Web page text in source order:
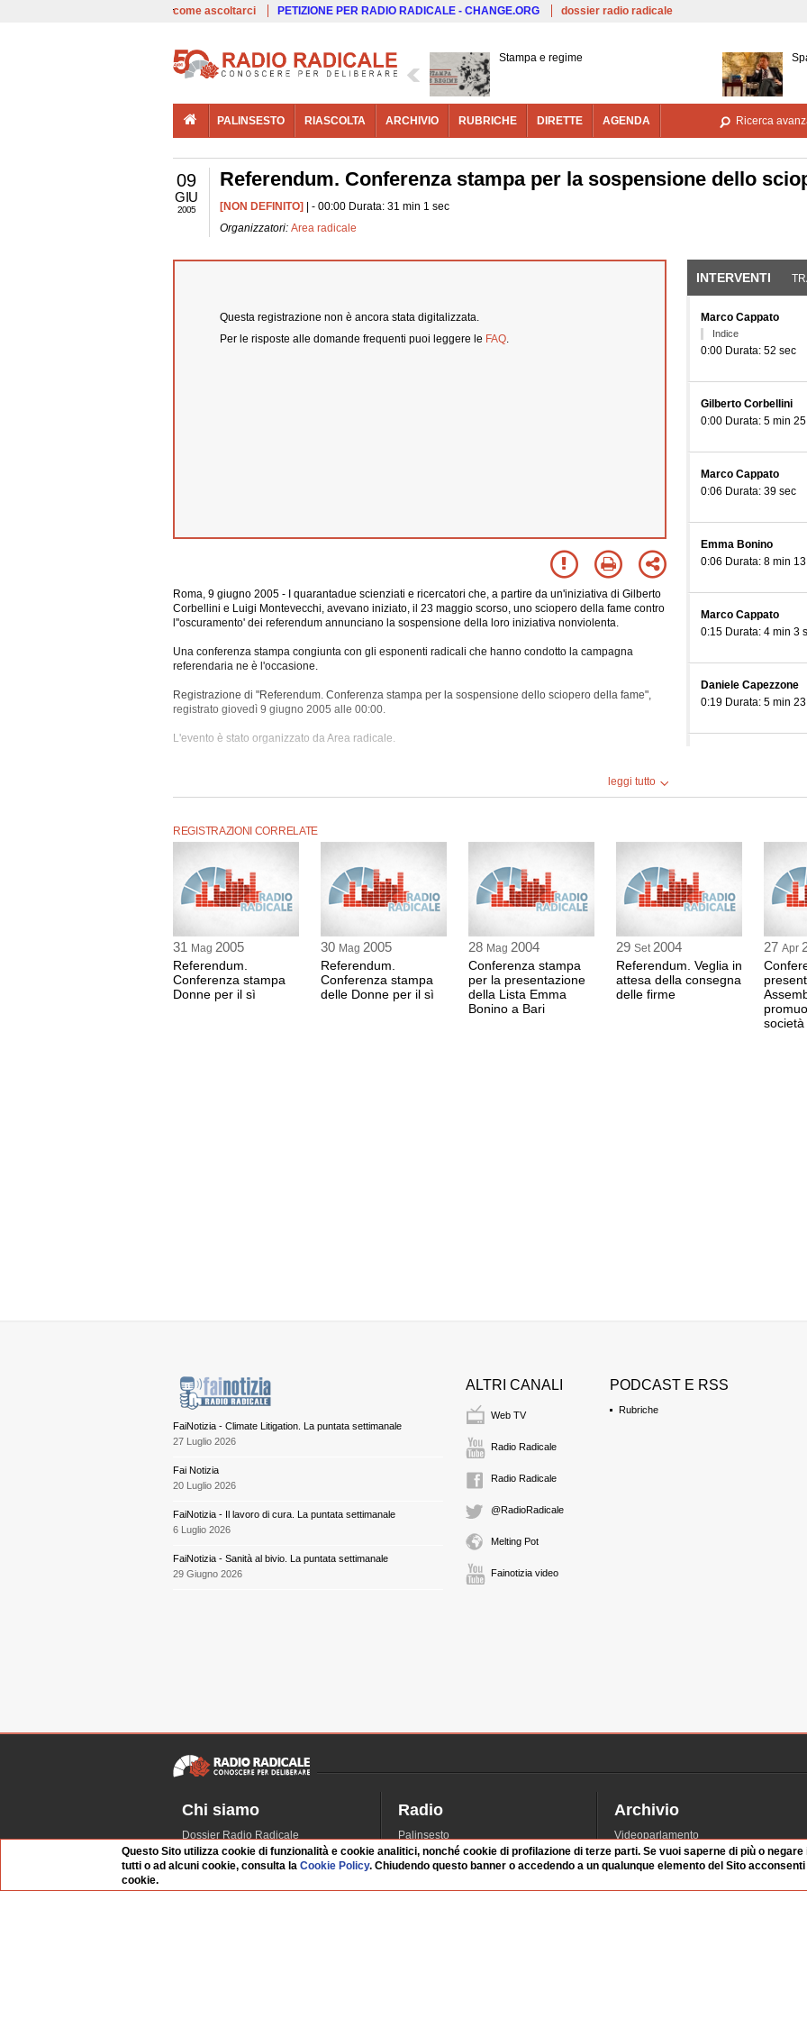
Salta al contenuto principale
come ascoltarci PETIZIONE PER RADIO RADICALE - CHANGE.ORG dossier radio radicale
Stampa e regime
PALINSESTO RIASCOLTA ARCHIVIO RUBRICHE DIRETTE AGENDA Ricerca
09
GIU
2005
Referendum. Conferenza stampa per la sospensione dello
[NON DEFINITO]
| - 00:00 Durata: 31 min 1 sec
Organizzatori: Area radicale
Questa registrazione non è ancora stata digitalizzata.
Per le risposte alle domande frequenti puoi leggere le FAQ.
Roma, 9 giugno 2005 - I quarantadue scienziati e ricercatori che, a partire da un'iniziativa di Gilberto
Corbellini e Luigi Montevecchi, avevano iniziato, il 23 maggio scorso, uno sciopero della fame contro
l''oscuramento' dei referendum annunciano la sospensione della loro iniziativa nonviolenta.
Una conferenza stampa congiunta con gli esponenti radicali che hanno condotto la campagna
referendaria ne è l'occasione.
Registrazione di "Referendum. Conferenza stampa per la sospensione dello sciopero della fame",
registrato giovedì 9 giugno 2005 alle 00:00.
L'evento è stato organizzato da Area radicale.
leggi tutto
INTERVENTI
Marco Cappato
Indice
0:00 Durata: 52 sec
Gilberto Corbellini
0:00 Durata: 5 min
Marco Cappato
0:06 Durata: 39 sec
Emma Bonino
0:06 Durata: 8 min
Marco Cappato
0:15 Durata: 4 min 3
Daniele Capezzone
0:19 Durata: 5 min
REGISTRAZIONI CORRELATE
31 Mag 2005
Referendum.
Conferenza stampa
Donne per il sì
30 Mag 2005
Referendum.
Conferenza stampa
delle Donne per il sì
28 Mag 2004
Conferenza stampa
per la presentazione
della Lista Emma
Bonino a Bari
29 Set 2004
Referendum. Veglia in
attesa della consegna
delle firme
27 Apr
società
FaiNotizia - Climate Litigation. La puntata settimanale
27 Luglio 2026
Fai Notizia
20 Luglio 2026
FaiNotizia - Il lavoro di cura. La puntata settimanale
6 Luglio 2026
FaiNotizia - Sanità al bivio. La puntata settimanale
29 Giugno 2026
ALTRI CANALI
Web TV
Radio Radicale
Radio Radicale
@RadioRadicale
Melting Pot
Fainotizia video
PODCAST E RSS
Rubriche
Chi siamo
Dossier Radio Radicale
Questo sito
Redazione
Radio
Palinsesto
Riascolta
Rubriche
Archivio
Videoparlamento
Istituzioni
Dibattiti
Manifestazioni
Questo Sito utilizza cookie di funzionalità e cookie analitici, nonché cookie di profilazione di terze parti. Se vuoi saperne di più o
tutti o ad alcuni cookie, consulta laCookie Policy. Chiudendo questo banner o accedendo a un qualunque elemento del Sito
cookie.